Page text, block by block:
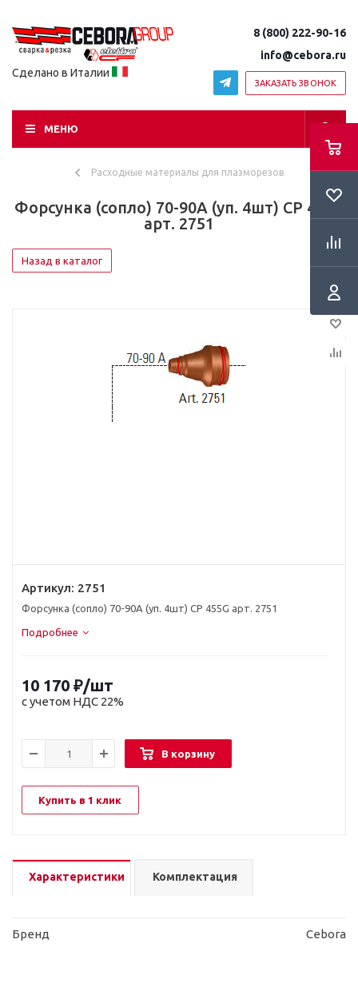
Сделано в Италии
8 (800) 222-90-16
info@cebora.ru
ЗАКАЗАТЬ ЗВОНОК
МЕНЮ
Расходные материалы для плазморезов
Форсунка (сопло) 70-90А (уп. 4шт) CP 455G
арт. 2751
Назад в каталог
Артикул: 2751
Форсунка (сопло) 70-90А (уп. 4шт) CP 455G арт. 2751
Подробнее
10 170 ₽/шт
с учетом НДС 22%
В корзину
Купить в 1 клик
Характеристики Комплектация
Бренд Cebora